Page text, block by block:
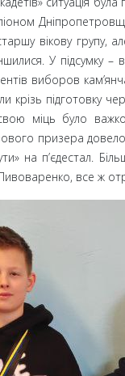
вікову групу,
У підсумку –
виборов
крізь підготовку
міць було
призера
на п’єдестал.
все ж